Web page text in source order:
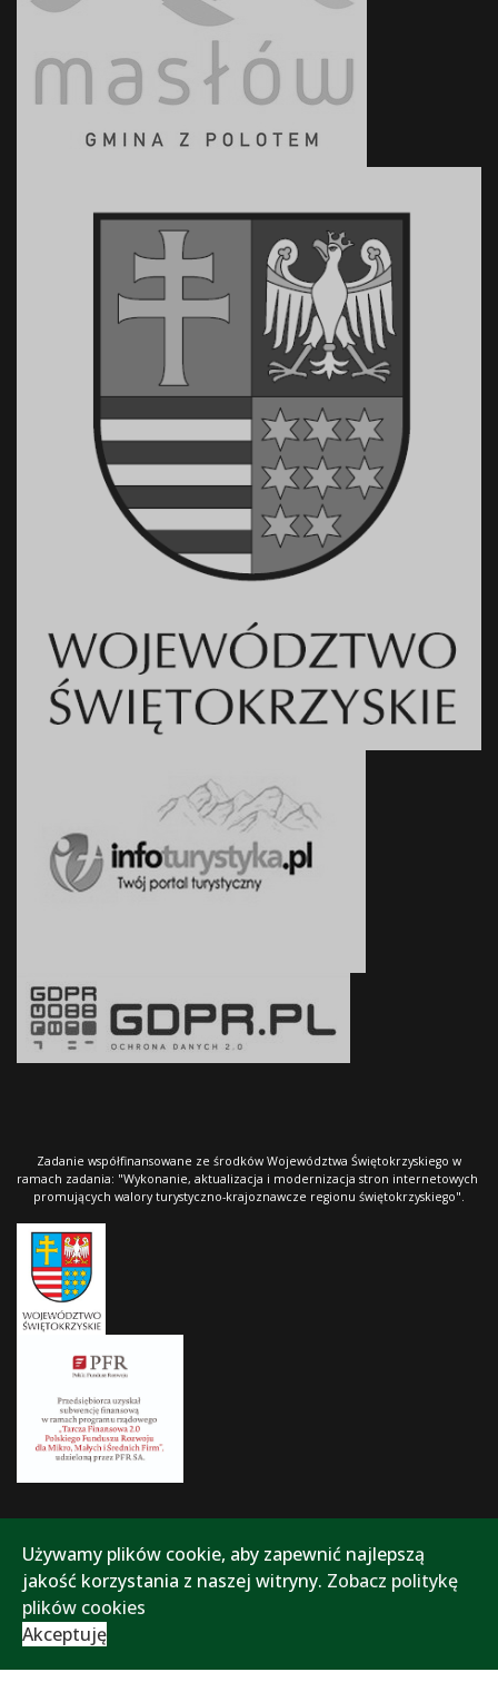
Zadanie współfinansowane ze środków Województwa Świętokrzyskiego w
ramach zadania: "Wykonanie, aktualizacja i modernizacja stron internetowych
promujących walory turystyczno-krajoznawcze regionu świętokrzyskiego".
Polityka prywatności
Używamy plików cookie, aby zapewnić najlepszą
jakość korzystania z naszej witryny. Zobacz politykę
plików cookies
Akceptuję